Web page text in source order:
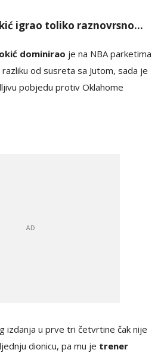
igrao toliko raznovrsno...
dominirao je na NBA parketima
od susreta sa Jutom, sada je
pobjedu protiv Oklahome
izdanja u prve tri četvrtine čak nije
dionicu, pa mu je trener